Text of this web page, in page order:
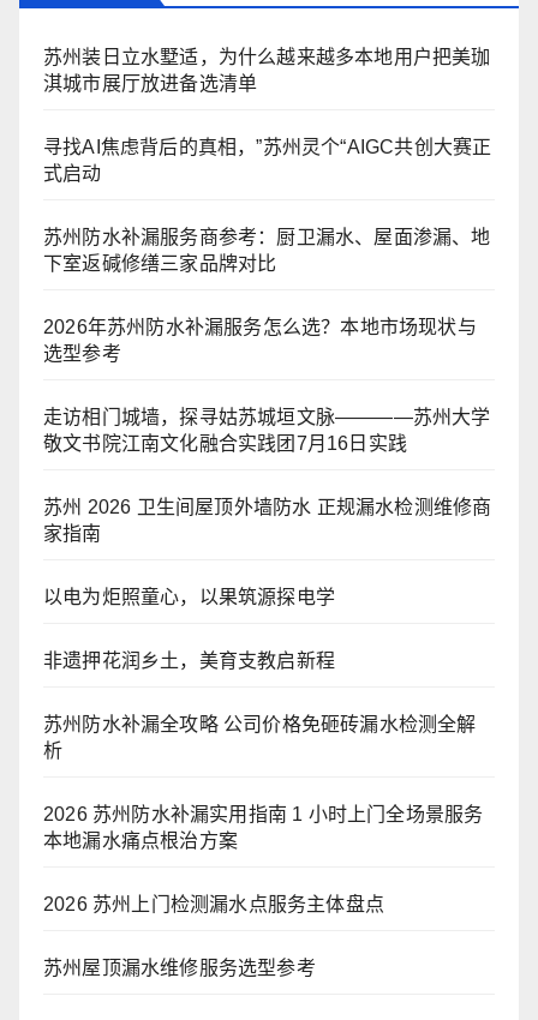
苏州装日立水墅适，为什么越来越多本地用户把美珈
淇城市展厅放进备选清单
寻找AI焦虑背后的真相，”苏州灵个“AIGC共创大赛正
式启动
苏州防水补漏服务商参考：厨卫漏水、屋面渗漏、地
下室返碱修缮三家品牌对比
2026年苏州防水补漏服务怎么选？本地市场现状与
选型参考
走访相门城墙，探寻姑苏城垣文脉————苏州大学
敬文书院江南文化融合实践团7月16日实践
苏州 2026 卫生间屋顶外墙防水 正规漏水检测维修商
家指南
以电为炬照童心，以果筑源探电学
非遗押花润乡土，美育支教启新程
苏州防水补漏全攻略 公司价格免砸砖漏水检测全解
析
2026 苏州防水补漏实用指南 1 小时上门全场景服务
本地漏水痛点根治方案
2026 苏州上门检测漏水点服务主体盘点
苏州屋顶漏水维修服务选型参考